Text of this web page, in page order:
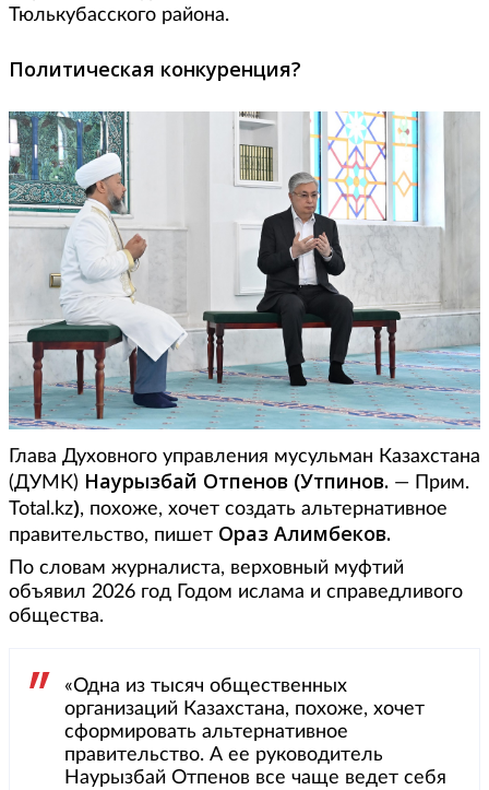
Тюлькубасского района.
Политическая конкуренция?
Глава Духовного управления мусульман Казахстана
(ДУМК) Наурызбай Отпенов (Утпинов. — Прим.
Total.kz), похоже, хочет создать альтернативное
правительство, пишет Ораз Алимбеков.
По словам журналиста, верховный муфтий
объявил 2026 год Годом ислама и справедливого
общества.
«Одна из тысяч общественных
организаций Казахстана, похоже, хочет
сформировать альтернативное
правительство. А еe руководитель
Наурызбай Отпенов все чаще ведет себя